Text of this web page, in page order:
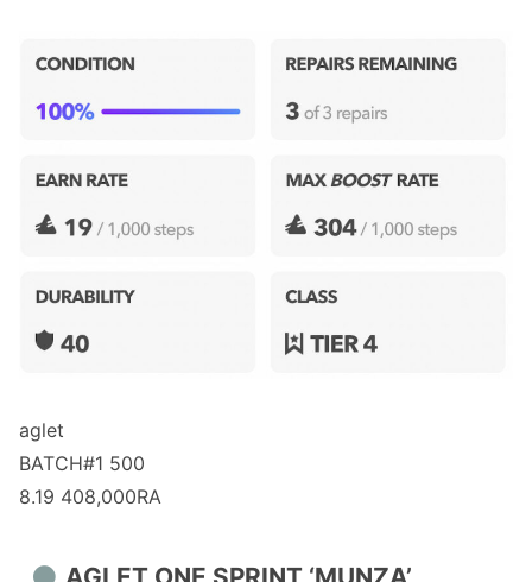
aglet
BATCH#1 500
8.19 408,000RA